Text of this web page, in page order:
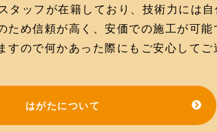
タッフが在籍しており、技術力には
ため信頼が高く、安価での施工が可能
すので何かあった際にもご安心して
はがたについて